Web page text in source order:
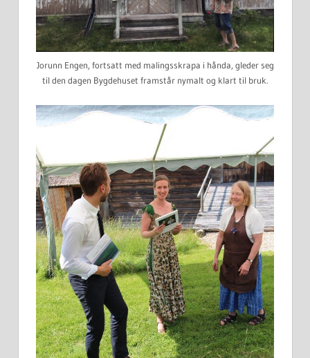
Jorunn Engen, fortsatt med malingsskrapa i hånda, gleder seg
til den dagen Bygdehuset framstår nymalt og klart til bruk.